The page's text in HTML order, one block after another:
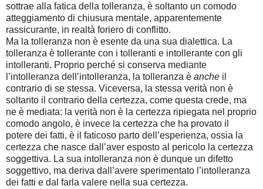
sottrae alla fatica della tolleranza, è soltanto un comodo
atteggiamento di chiusura mentale, apparentemente
rassicurante, in realtà foriero di conflitto.
Ma la tolleranza non è esente da una sua dialettica. La
tolleranza è tollerante con i tolleranti e intollerante con gli
intolleranti. Proprio perché si conserva mediante
l’intolleranza dell’intolleranza, la tolleranza è anche il
contrario di se stessa. Viceversa, la stessa verità non è
soltanto il contrario della certezza, come questa crede, ma
ne è mediata: la verità non è la certezza ripiegata nel proprio
comodo angolo, è invece la certezza che ha provato il
potere dei fatti, è il faticoso parto dell’esperienza, ossia la
certezza che nasce dall’aver esposto al pericolo la certezza
soggettiva. La sua intolleranza non è dunque un difetto
soggettivo, ma deriva dall’avere sperimentato l’intolleranza
dei fatti e dal farla valere nella sua certezza.